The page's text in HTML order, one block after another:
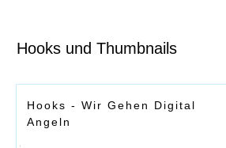
Hooks und Thumbnails
Hooks - Wir Gehen Digital
Angeln